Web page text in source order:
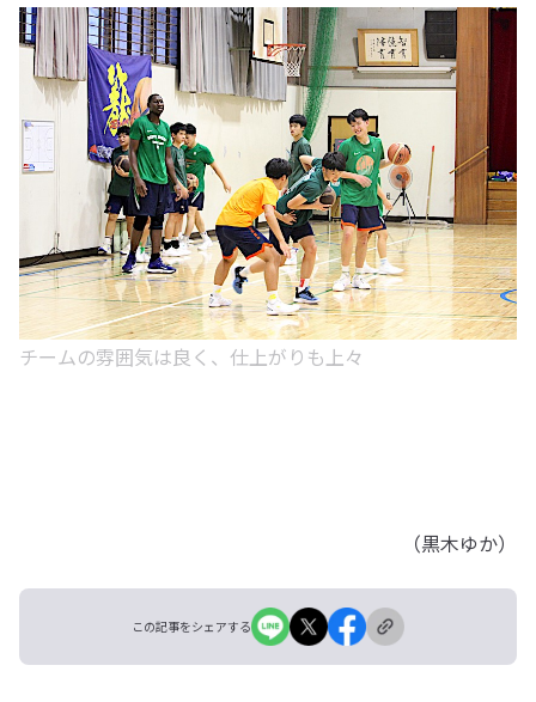
チームの雰囲気は良く、仕上がりも上々
（黒木ゆか）
この記事をシェアする